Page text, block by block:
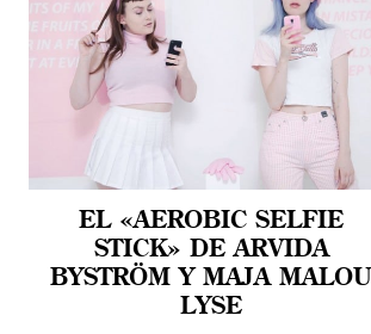
EL «AEROBIC SELFIE
STICK» DE ARVIDA
BYSTRÖM Y MAJA MALOU
LYSE